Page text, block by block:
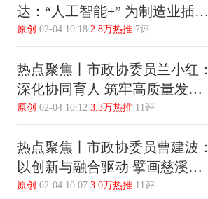
达：“人工智能+” 为制造业插上
智慧翅膀
原创 02-04 10:18 2.8万热推 7评
热点聚焦丨市政协委员兰小红：
深化协同育人 筑牢高质量发展
人才根基
原创 02-04 10:12 3.3万热推 11评
热点聚焦丨市政协委员曹建波：
以创新与融合驱动 擘画慈溪发
展新篇章
原创 02-04 10:07 3.0万热推 11评